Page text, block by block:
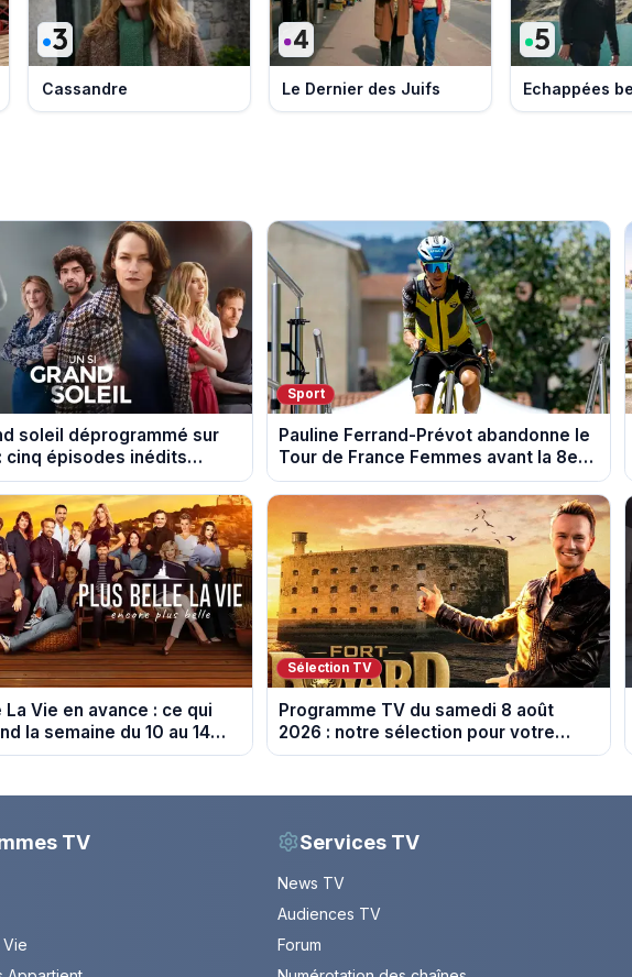
Cassandre Le Dernier des Juifs Echappées
soleil déprogrammé sur
cinq épisodes inédits
13 août
Sport
Pauline Ferrand-Prévot abandonne le
Tour de France Femmes avant la 8e
étape
La Vie en avance : ce qui
la semaine du 10 au 14
(spoiler)
Sélection TV
Programme TV du samedi 8 août
2026 : notre sélection pour votre
soirée télé
TV
Vie
Services TV
News TV
Audiences TV
Forum